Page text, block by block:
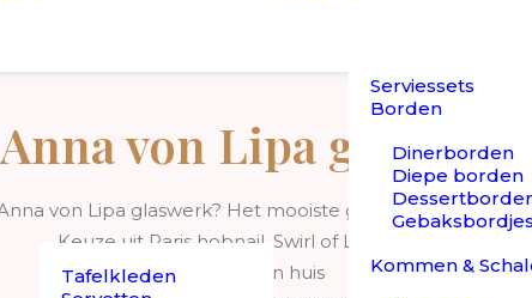
Tafelkleden
Serviessets
Borden
Dinerborden
Diepe borden
Gebaksbordjes
Kommen &
Anna von Lipa glaswerk
von Lipa glaswerk? Het mooiste glas shop je
Keuze uit Paris hobnail, Swirl of Lyon collectie
✓ Snel in huis